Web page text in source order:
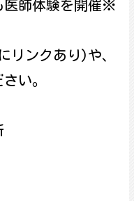
医師体験を開催※
リンクあり)や、
い。